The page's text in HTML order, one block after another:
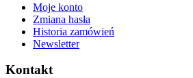
Moje konto
Zmiana hasła
Historia zamówień
Newsletter
Kontakt